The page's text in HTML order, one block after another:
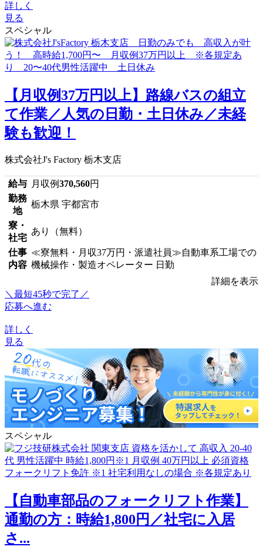
詳しく
見る
スペシャル
【月収例37万円以上】路線バスの組立
て作業／人気の日勤・土日休み／未経
験も歓迎！
株式会社J's Factory 栃木支店
給与 月収例370,560円
勤務
地
栃木県 宇都宮市
寮・
社宅
あり（無料）
仕事
内容
≪寮無料・月収37万円・派遣社員≫自動車系工場での
機械操作・製造オペレーター 日勤
詳細を表示
＼最短45秒で完了／
応募へ進む
詳しく
見る
スペシャル
【自動車部品のフォークリフト作業】
通勤の方：時給1,800円／社宅に入居
さ...